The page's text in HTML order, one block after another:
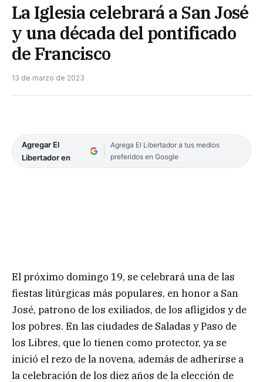
La Iglesia celebrará a San José
y una década del pontificado
de Francisco
13 de marzo de 2023
Agregar El
Libertador en
Agrega El Libertador a tus medios
preferidos en Google
El próximo domingo 19, se celebrará una de las
fiestas litúrgicas más populares, en honor a San
José, patrono de los exiliados, de los afligidos y de
los pobres. En las ciudades de Saladas y Paso de
los Libres, que lo tienen como protector, ya se
inició el rezo de la novena, además de adherirse a
la celebración de los diez años de la elección de